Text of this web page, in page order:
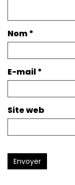
Nom*
E-mail*
Site web
Envoyer